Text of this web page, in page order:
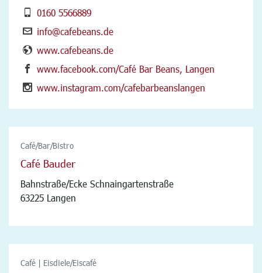
0160 5566889
info@cafebeans.de
www.cafebeans.de
www.facebook.com/Café Bar Beans, Langen
www.instagram.com/cafebarbeanslangen
Café/Bar/Bistro
Café Bauder
Bahnstraße/Ecke Schnaingartenstraße
63225 Langen
Café | Eisdiele/Eiscafé